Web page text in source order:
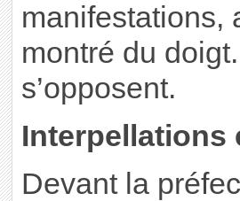
manifestations,
montré du
s’opposent.
Interpellations
Devant la